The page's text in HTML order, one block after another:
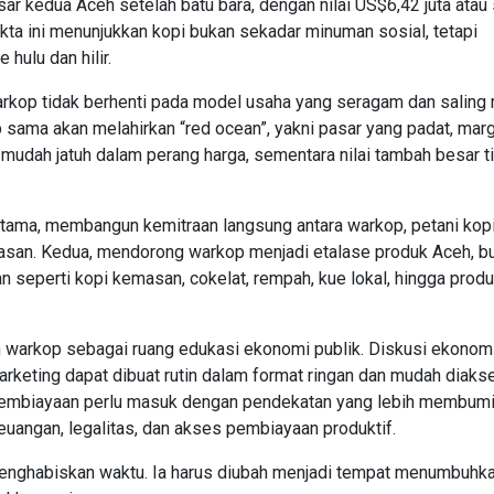
kedua Aceh setelah batu bara, dengan nilai US$6,42 juta
ini menunjukkan kopi bukan sekadar minuman sosial, tetapi
hulu dan hilir.
tidak berhenti pada model usaha yang seragam dan saling
akan melahirkan “red ocean”, yakni pasar yang padat,
jatuh dalam perang harga, sementara nilai tambah besar
membangun kemitraan langsung antara warkop, petani
Kedua, mendorong warkop menjadi etalase produk Aceh,
seperti kopi kemasan, cokelat, rempah, kue lokal, hingga
sebagai ruang edukasi ekonomi publik. Diskusi
dapat dibuat rutin dalam format ringan dan mudah
perlu masuk dengan pendekatan yang lebih
legalitas, dan akses pembiayaan produktif.
waktu. Ia harus diubah menjadi tempat